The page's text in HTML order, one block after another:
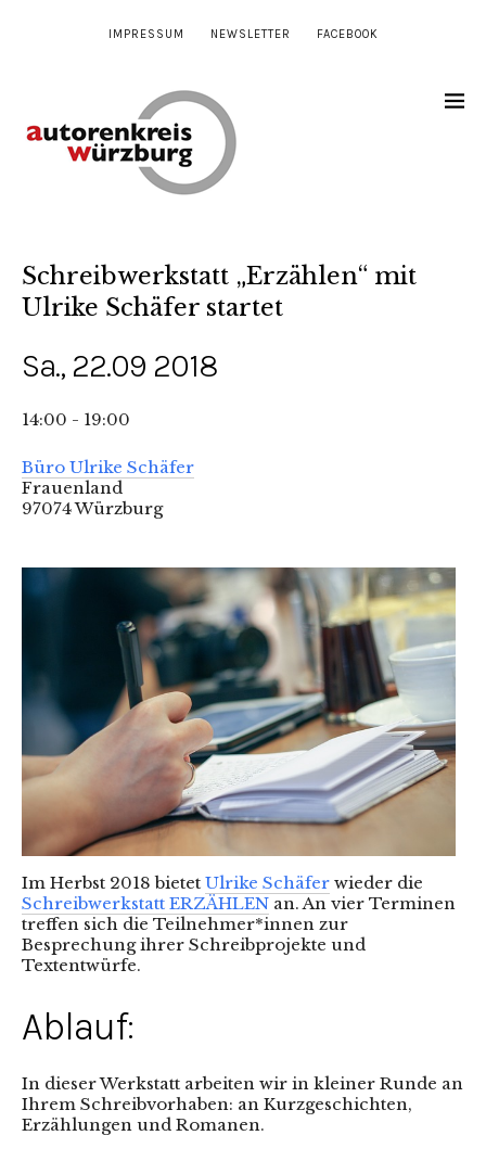
IMPRESSUM NEWSLETTER FACEBOOK
Schreibwerkstatt „Erzählen“ mit
Ulrike Schäfer startet
Sa., 22.09 2018
14:00 - 19:00
Büro Ulrike Schäfer
Frauenland
97074 Würzburg
Im Herbst 2018 bietet Ulrike Schäfer wieder die
Schreibwerkstatt ERZÄHLEN an. An vier Terminen
treffen sich die Teilnehmer*innen zur
Besprechung ihrer Schreibprojekte und
Textentwürfe.
Ablauf:
In dieser Werkstatt arbeiten wir in kleiner Runde an
Ihrem Schreibvorhaben: an Kurzgeschichten,
Erzählungen und Romanen.